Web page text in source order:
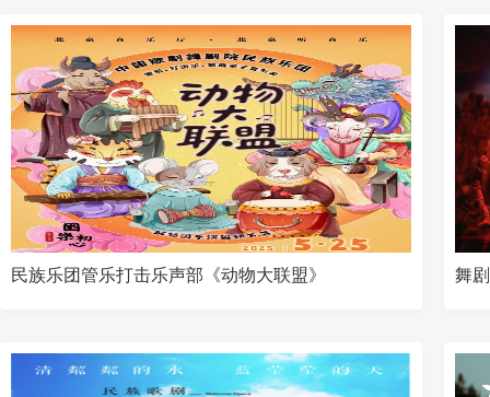
民族乐团管乐打击乐声部《动物大联盟》 舞